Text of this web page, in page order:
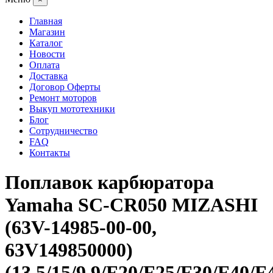
Главная
Магазин
Каталог
Новости
Оплата
Доставка
Договор Оферты
Ремонт моторов
Выкуп мототехники
Блог
Сотрудничество
FAQ
Контакты
Поплавок карбюратора
Yamaha SC-CR050 MIZASHI
(63V-14985-00-00,
63V149850000)